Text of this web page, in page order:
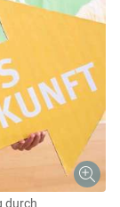
durch